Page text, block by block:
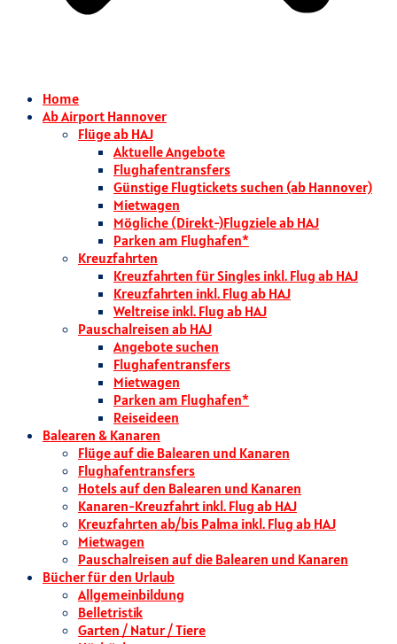
Home
Ab Airport Hannover
Flüge ab HAJ
Aktuelle Angebote
Flughafentransfers
Günstige Flugtickets suchen (ab Hannover)
Mietwagen
Mögliche (Direkt-)Flugziele ab HAJ
Parken am Flughafen*
Kreuzfahrten
Kreuzfahrten für Singles inkl. Flug ab HAJ
Kreuzfahrten inkl. Flug ab HAJ
Weltreise inkl. Flug ab HAJ
Pauschalreisen ab HAJ
Angebote suchen
Flughafentransfers
Mietwagen
Parken am Flughafen*
Reiseideen
Balearen & Kanaren
Flüge auf die Balearen und Kanaren
Flughafentransfers
Hotels auf den Balearen und Kanaren
Kanaren-Kreuzfahrt inkl. Flug ab HAJ
Kreuzfahrten ab/bis Palma inkl. Flug ab HAJ
Mietwagen
Pauschalreisen auf die Balearen und Kanaren
Bücher für den Urlaub
Allgemeinbildung
Belletristik
Garten / Natur / Tiere